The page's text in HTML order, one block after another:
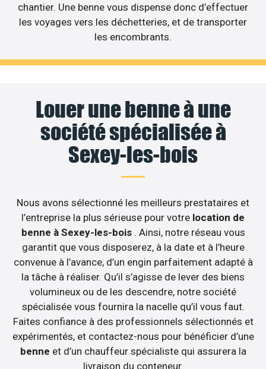
chantier. Une benne vous dispense donc d’effectuer
les voyages vers les déchetteries, et de transporter
les encombrants.
Louer une benne à une
société spécialisée à
Sexey-les-bois
Nous avons sélectionné les meilleurs prestataires et
l’entreprise la plus sérieuse pour votre location de
benne à Sexey-les-bois . Ainsi, notre réseau vous
garantit que vous disposerez, à la date et à l’heure
convenue à l’avance, d’un engin parfaitement adapté à
la tâche à réaliser. Qu’il s’agisse de lever des biens
volumineux ou de les descendre, notre société
spécialisée vous fournira la nacelle qu’il vous faut.
Faites confiance à des professionnels sélectionnés et
expérimentés, et contactez-nous pour bénéficier d’une
benne et d’un chauffeur spécialiste qui assurera la
livraison du conteneur.